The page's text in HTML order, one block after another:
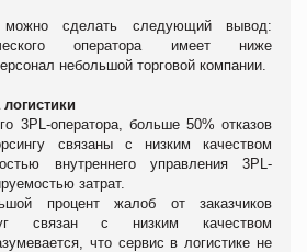
можно сделать следующий вывод:
оператора имеет ниже
небольшой торговой компании.
3PL-оператора, больше 50% отказов
связаны с низким качеством
внутреннего управления 3PL-
затрат.
процент жалоб от заказчиков
связан с низким качеством
что сервис в логистике не